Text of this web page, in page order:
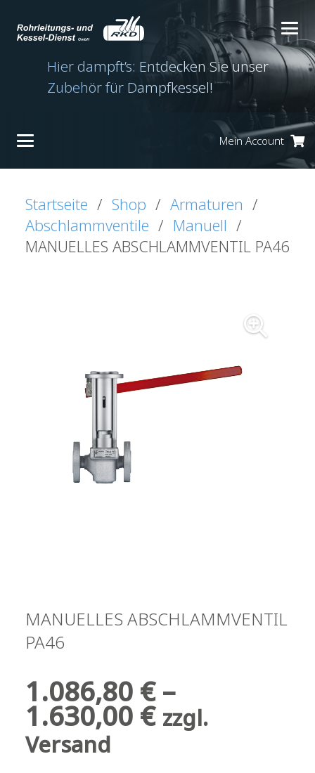
Hier dampft’s: Entdecken Sie unser
Zubehör für Dampfkessel!
Mein Account
Startseite / Shop / Armaturen /
Abschlammventile / Manuell /
MANUELLES ABSCHLAMMVENTIL PA46
MANUELLES ABSCHLAMMVENTIL
PA46
1.086,80 €–
1.630,00 € zzgl.
Versand